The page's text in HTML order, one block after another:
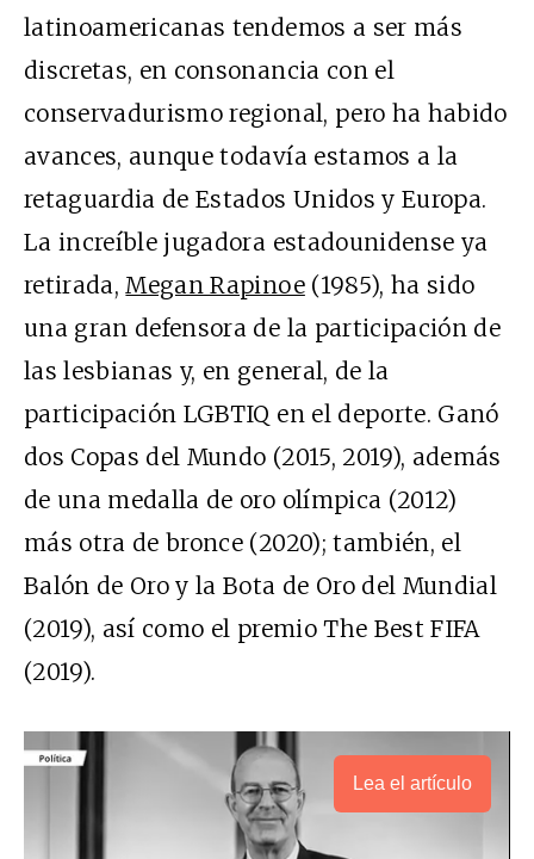
latinoamericanas tendemos a ser más
discretas, en consonancia con el
conservadurismo regional, pero ha habido
avances, aunque todavía estamos a la
retaguardia de Estados Unidos y Europa.
La increíble jugadora estadounidense ya
retirada,Megan Rapinoe(1985), ha sido
una gran defensora de la participación de
las lesbianas y, en general, de la
participación LGBTIQ en el deporte. Ganó
dos Copas del Mundo (2015, 2019), además
de una medalla de oro olímpica (2012)
más otra de bronce (2020); también, el
Balón de Oro y la Bota de Oro del Mundial
(2019), así como el premio The Best FIFA
(2019).
Lea el artículo